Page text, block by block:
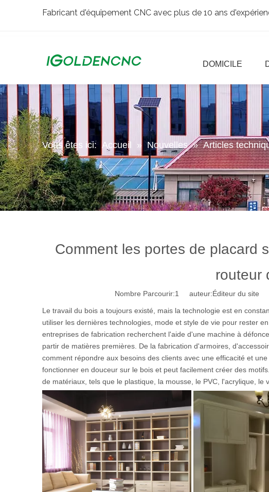
Fabricant d'équipement CNC avec plus de 10 ans
DOMICILE
Vous êtes ici: Accueil » Nouvelles » Articles
Comment les portes de placard
routeur
Nombre Parcourir:1 auteur:Éditeur du site
Le travail du bois a toujours existé, mais la technologie est en
utiliser les dernières technologies, mode et style de vie pour rester
entreprises de fabrication recherchent l'aide d'une machine à
partir de matières premières. De la fabrication d'armoires,
comment répondre aux besoins des clients avec une efficacité et
fonctionner en douceur sur le bois et peut facilement créer des
de matériaux, tels que le plastique, la mousse, le PVC, l'acrylique, le